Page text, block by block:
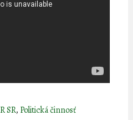
SR, Politická činnosť